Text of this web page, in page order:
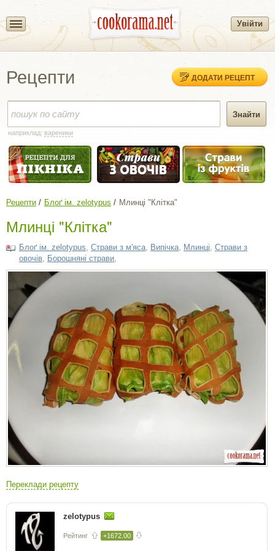
Увійти
Рецепти ДОДАТИ РЕЦЕПТ
наприклад: вареники
Рецепти Блоґ ім. zelotypus Млинці "Клітка"
Млинці "Клітка"
Блоґ ім. zelotypus Страви з м'яса Випічка Млинці Страви з
овочів Борошняні страви
Переклади рецепту
zelotypus
Рейтинг +1672.00